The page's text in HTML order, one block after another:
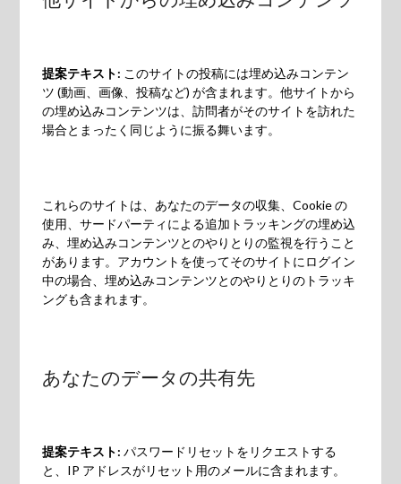
提案テキスト: このサイトの投稿には埋め込みコンテン
ツ (動画、画像、投稿など) が含まれます。他サイトから
の埋め込みコンテンツは、訪問者がそのサイトを訪れた
場合とまったく同じように振る舞います。
これらのサイトは、あなたのデータの収集、Cookie の
使用、サードパーティによる追加トラッキングの埋め込
み、埋め込みコンテンツとのやりとりの監視を行うこと
があります。アカウントを使ってそのサイトにログイン
中の場合、埋め込みコンテンツとのやりとりのトラッキ
ングも含まれます。
あなたのデータの共有先
提案テキスト:パスワードリセットをリクエストする
と、IP アドレスがリセット用のメールに含まれます。